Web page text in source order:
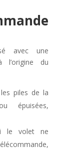
avec une
l’origine du
piles de la
épuisées,
le volet ne